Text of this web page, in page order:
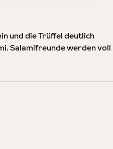
und die Trüffel deutlich
Salamifreunde werden voll